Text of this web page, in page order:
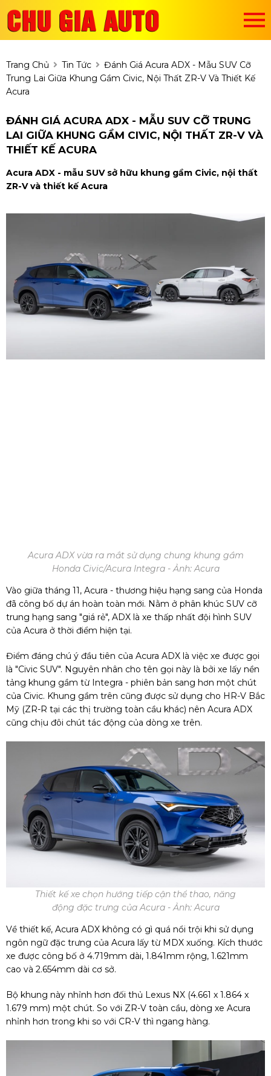
Trang Chủ Tin Tức
Đánh Giá Acura ADX - Mẫu SUV Cỡ
Trung Lai Giữa Khung Gầm Civic, Nội Thất ZR-V Và Thiết Kế
Acura
ĐÁNH GIÁ ACURA ADX - MẪU SUV CỠ TRUNG
LAI GIỮA KHUNG GẦM CIVIC, NỘI THẤT ZR-V VÀ
THIẾT KẾ ACURA
Acura ADX - mẫu SUV sở hữu khung gầm Civic, nội thất
ZR-V và thiết kế Acura
Acura ADX vừa ra mắt sử dụng chung khung gầm
Honda Civic/Acura Integra - Ảnh: Acura
Vào giữa tháng 11, Acura - thương hiệu hạng sang của Honda
đã công bố dự án hoàn toàn mới. Nằm ở phân khúc SUV cỡ
trung hạng sang "giá rẻ", ADX là xe thấp nhất đội hình SUV
của Acura ở thời điểm hiện tại.
Điểm đáng chú ý đầu tiên của Acura ADX là việc xe được gọi
là "Civic SUV". Nguyên nhân cho tên gọi này là bởi xe lấy nền
tảng khung gầm từ Integra - phiên bản sang hơn một chút
của Civic. Khung gầm trên cũng được sử dụng cho HR-V Bắc
Mỹ (ZR-R tại các thị trường toàn cầu khác) nên Acura ADX
cũng chịu đôi chút tác động của dòng xe trên.
Thiết kế xe chọn hướng tiếp cận thể thao, năng
động đặc trưng của Acura - Ảnh: Acura
Về thiết kế, Acura ADX không có gì quá nổi trội khi sử dụng
ngôn ngữ đặc trưng của Acura lấy từ MDX xuống. Kích thước
xe được công bố ở 4.719mm dài, 1.841mm rộng, 1.621mm
cao và 2.654mm dài cơ sở.
Bộ khung này nhỉnh hơn đối thủ Lexus NX (4.661 x 1.864 x
1.679 mm) một chút. So với ZR-V toàn cầu, dòng xe Acura
nhỉnh hơn trong khi so với CR-V thì ngang hàng.